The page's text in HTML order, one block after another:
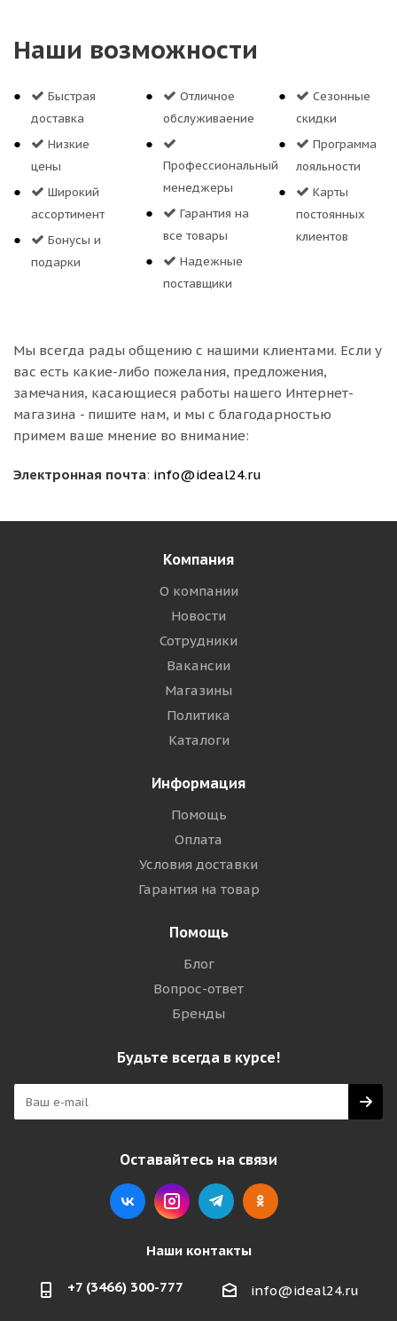
Наши возможности
Быстрая
доставка
Низкие
цены
Широкий
ассортимент
Бонусы и
подарки
Отличное
обслуживаение
Профессиональный
менеджеры
Гарантия на
все товары
Надежные
поставщики
Сезонные
скидки
Программа
лояльности
Карты
постоянных
клиентов
Мы всегда рады общению с нашими клиентами. Если у
вас есть какие-либо пожелания, предложения,
замечания, касающиеся работы нашего Интернет-
магазина - пишите нам, и мы с благодарностью
примем ваше мнение во внимание:
Электронная почта: info@ideal24.ru
Компания
О компании
Новости
Сотрудники
Вакансии
Магазины
Политика
Каталоги
Информация
Помощь
Оплата
Условия доставки
Гарантия на товар
Помощь
Блог
Вопрос-ответ
Бренды
Будьте всегда в курсе!
Оставайтесь на связи
Наши контакты
+7 (3466) 300-777 info@ideal24.ru